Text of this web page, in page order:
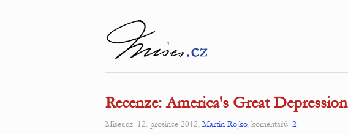
Recenze: America's Great Depression
Mises.cz: 12. prosince 2012, Martin Rojko, komentářů: 2